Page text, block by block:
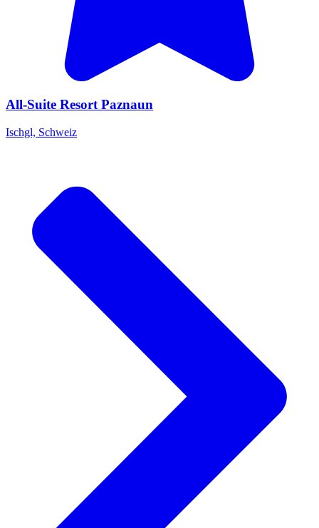
All-Suite Resort Paznaun
Ischgl, Schweiz